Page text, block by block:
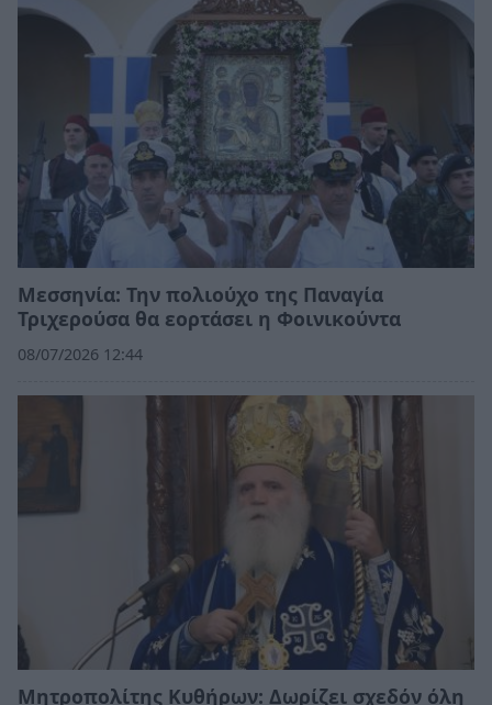
Μεσσηνία: Την πολιούχο της Παναγία
Τριχερούσα θα εορτάσει η Φοινικούντα
08/07/2026 12:44
Μητροπολίτης Κυθήρων: Δωρίζει σχεδόν όλη